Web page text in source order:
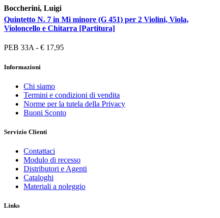
Boccherini, Luigi
Quintetto N. 7 in Mi minore (G 451) per 2 Violini, Viola,
Violoncello e Chitarra [Partitura]
PEB 33A - € 17,95
Informazioni
Chi siamo
Termini e condizioni di vendita
Norme per la tutela della Privacy
Buoni Sconto
Servizio Clienti
Contattaci
Modulo di recesso
Distributori e Agenti
Cataloghi
Materiali a noleggio
Links